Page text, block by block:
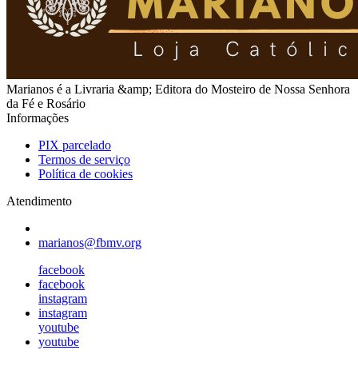
Marianos é a Livraria &amp; Editora do Mosteiro de Nossa Senhora
da Fé e Rosário
Informações
PIX parcelado
Termos de serviço
Política de cookies
Atendimento
marianos@fbmv.org
facebook
facebook
instagram
instagram
youtube
youtube